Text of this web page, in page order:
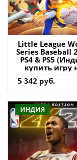
Little League
Series Baseball
PS4 & PS5
купить игру
аккаунт
5 342 руб.
ИНДИЯ